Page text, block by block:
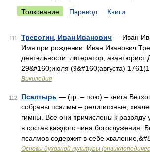
Толкование Перевод Книги
111 Тревогин, Иван Иванович — Иван
Имя при рождении: Иван Иванович
деятельности: литератор, авантюрист
29&#160;июля (9&#160;августа)
Википедия
112 Псалтырь — (гр. – пою) – книга
собраны псалмы – религиозные,
гимны. Все они причислены к разряду
в состав каждого чина богослужения.
псалмов содержит в себе
Основы духовной культуры